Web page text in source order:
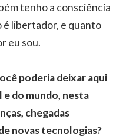
tenho a consciência
é libertador, e quanto
eu sou.
poderia deixar aqui
e do mundo, nesta
chegadas
novas tecnologias?